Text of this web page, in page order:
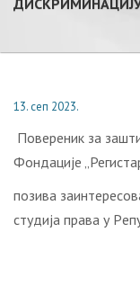
13. сеп 2023.
Пoвeрeник зa
Фондације
пoзивa
студиja прaвa у